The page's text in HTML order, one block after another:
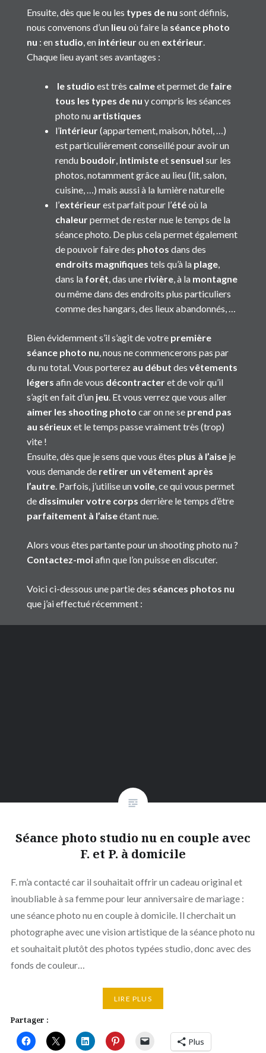
Ensuite, dès que le ou les types de nu sont définis,
nous convenons d’un lieu où faire la séance photo
nu : en studio, en intérieurou en extérieur.
Chaque lieu ayant ses avantages :
le studio est très calmeet permet de faire
tous les types de nu y compris les séances
photo nu artistiques
l’intérieur(appartement, maison, hôtel, …)
est particulièrement conseillé pour avoir un
rendu boudoir, intimisteet sensuel sur les
photos, notamment grâce au lieu (lit, salon,
cuisine, …) mais aussi à la lumière naturelle
l’extérieurest parfait pour l’étéoù la
chaleurpermet de rester nue le temps de la
séance photo. De plus cela permet également
de pouvoir faire des photos dans des
endroits magnifiques tels qu’à la plage,
dans la forêt, das une rivière, à la montagne
ou même dans des endroits plus particuliers
comme des hangars, des lieux abandonnés, …
Bien évidemment s’il s’agit de votre première
séance photo nu, nous ne commencerons pas par
du nu total. Vous porterez au début des vêtements
légers afin de vous décontracteret de voir qu’il
s’agit en fait d’un jeu. Et vous verrez que vous aller
aimer les shooting photo car on ne se prend pas
au sérieux et le temps passe vraiment très (trop)
vite !
Ensuite, dès que je sens que vous êtes plus à l’aiseje
vous demande de retirer un vêtement après
l’autre. Parfois, j’utilise unvoile, ce qui vous permet
de dissimuler votre corps derrière le temps d’être
parfaitement à l’aiseétant nue.
Alors vous êtes partante pour un shooting photo nu ?
Contactez-moiafin que l’on puisse en discuter.
Voici ci-dessous une partie des séances photos nu
que j’ai effectué récemment :
Séance photo studio nu en couple avec
F. et P. à domicile
F. m’a contacté car il souhaitait offrir un cadeau original et
inoubliable à sa femme pour leur anniversaire de mariage :
une séance photo nu en couple à domicile. Il cherchait un
photographe avec une vision artistique de la séance photo nu
et souhaitait plutôt des photos typées studio, donc avec des
fonds de couleur…
LIRE PLUS
Partager :
Plus